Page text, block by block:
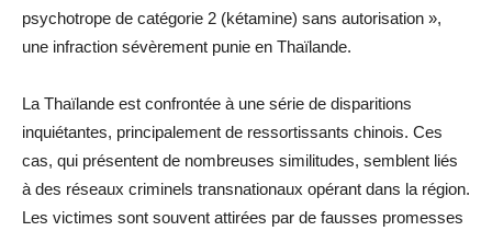
psychotrope de catégorie 2 (kétamine) sans autorisation »,
une infraction sévèrement punie en Thaïlande.
La Thaïlande est confrontée à une série de disparitions
inquiétantes, principalement de ressortissants chinois. Ces
cas, qui présentent de nombreuses similitudes, semblent liés
à des réseaux criminels transnationaux opérant dans la région.
Les victimes sont souvent attirées par de fausses promesses